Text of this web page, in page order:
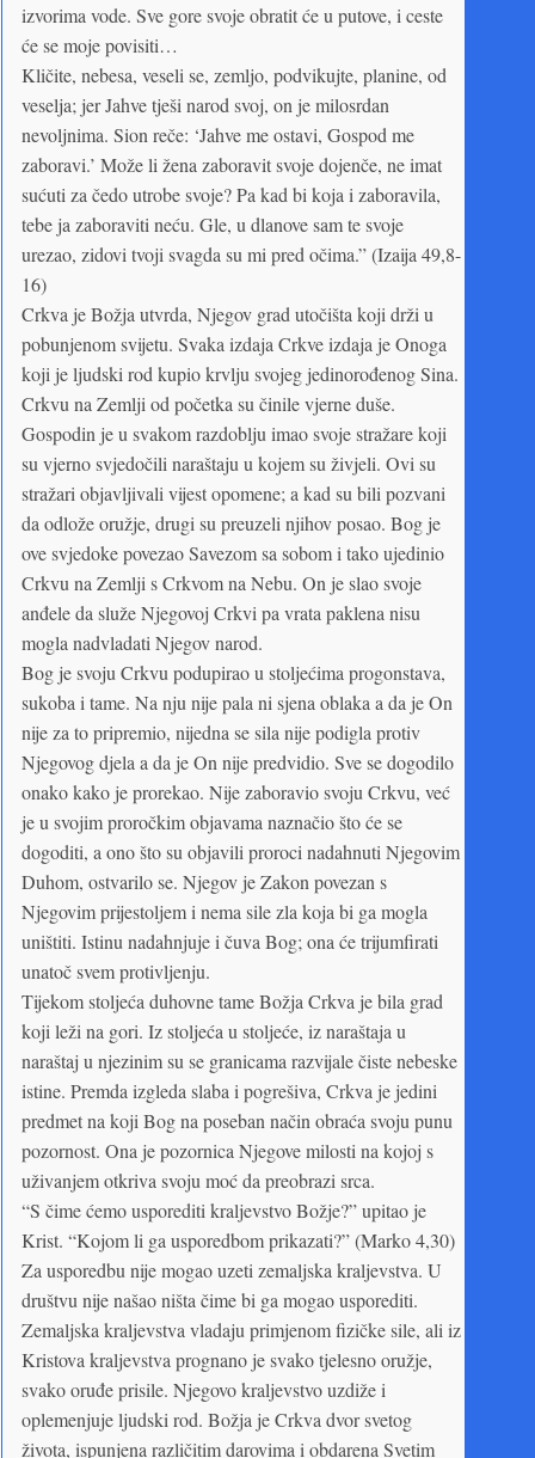
izvorima vode. Sve gore svoje obratit će u putove, i ceste
će se moje povisiti…
Kličite, nebesa, veseli se, zemljo, podvikujte, planine, od
veselja; jer Jahve tješi narod svoj, on je milosrdan
nevoljnima. Sion reče: ‘Jahve me ostavi, Gospod me
zaboravi.’ Može li žena zaboravit svoje dojenče, ne imat
sućuti za čedo utrobe svoje? Pa kad bi koja i zaboravila,
tebe ja zaboraviti neću. Gle, u dlanove sam te svoje
urezao, zidovi tvoji svagda su mi pred očima.” (Izaija 49,8-
16)
Crkva je Božja utvrda, Njegov grad utočišta koji drži u
pobunjenom svijetu. Svaka izdaja Crkve izdaja je Onoga
koji je ljudski rod kupio krvlju svojeg jedinorođenog Sina.
Crkvu na Zemlji od početka su činile vjerne duše.
Gospodin je u svakom razdoblju imao svoje stražare koji
su vjerno svjedočili naraštaju u kojem su živjeli. Ovi su
stražari objavljivali vijest opomene; a kad su bili pozvani
da odlože oružje, drugi su preuzeli njihov posao. Bog je
ove svjedoke povezao Savezom sa sobom i tako ujedinio
Crkvu na Zemlji s Crkvom na Nebu. On je slao svoje
anđele da služe Njegovoj Crkvi pa vrata paklena nisu
mogla nadvladati Njegov narod.
Bog je svoju Crkvu podupirao u stoljećima progonstava,
sukoba i tame. Na nju nije pala ni sjena oblaka a da je On
nije za to pripremio, nijedna se sila nije podigla protiv
Njegovog djela a da je On nije predvidio. Sve se dogodilo
onako kako je prorekao. Nije zaboravio svoju Crkvu, već
je u svojim proročkim objavama naznačio što će se
dogoditi, a ono što su objavili proroci nadahnuti Njegovim
Duhom, ostvarilo se. Njegov je Zakon povezan s
Njegovim prijestoljem i nema sile zla koja bi ga mogla
uništiti. Istinu nadahnjuje i čuva Bog; ona će trijumfirati
unatoč svem protivljenju.
Tijekom stoljeća duhovne tame Božja Crkva je bila grad
koji leži na gori. Iz stoljeća u stoljeće, iz naraštaja u
naraštaj u njezinim su se granicama razvijale čiste nebeske
istine. Premda izgleda slaba i pogrešiva, Crkva je jedini
predmet na koji Bog na poseban način obraća svoju punu
pozornost. Ona je pozornica Njegove milosti na kojoj s
uživanjem otkriva svoju moć da preobrazi srca.
“S čime ćemo usporediti kraljevstvo Božje?” upitao je
Krist. “Kojom li ga usporedbom prikazati?” (Marko 4,30)
Za usporedbu nije mogao uzeti zemaljska kraljevstva. U
društvu nije našao ništa čime bi ga mogao usporediti.
Zemaljska kraljevstva vladaju primjenom fizičke sile, ali iz
Kristova kraljevstva prognano je svako tjelesno oružje,
svako oruđe prisile. Njegovo kraljevstvo uzdiže i
oplemenjuje ljudski rod. Božja je Crkva dvor svetog
života, ispunjena različitim darovima i obdarena Svetim